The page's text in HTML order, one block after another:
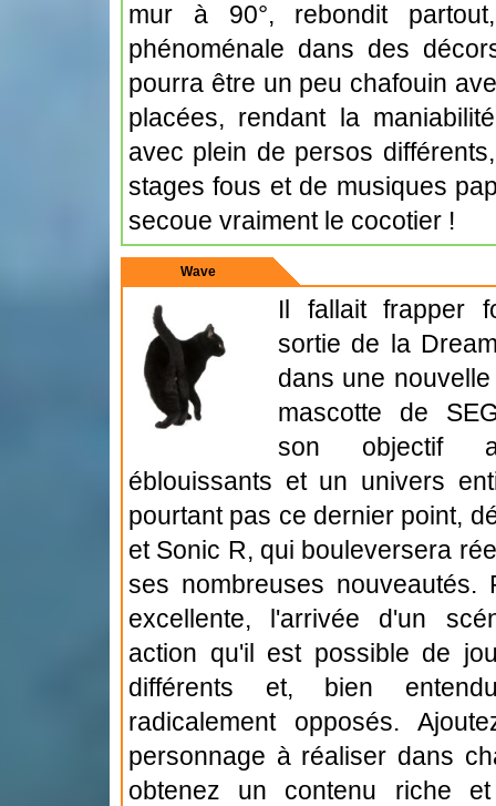
mur à 90°, rebondit
phénoménale dans des
pourra être un peu chafouin
placées, rendant la
avec plein de persos
stages fous et de musiques
secoue vraiment le cocotier !
Wave
Il fallait frapper
sortie de la
dans une
mascotte de
son objectif
éblouissants et un univers
pourtant pas ce dernier point,
et Sonic R, qui bouleversera
ses nombreuses nouveautés.
excellente, l'arrivée d'un
action qu'il est possible de
différents et, bien
radicalement opposés.
personnage à réaliser dans
obtenez un contenu riche